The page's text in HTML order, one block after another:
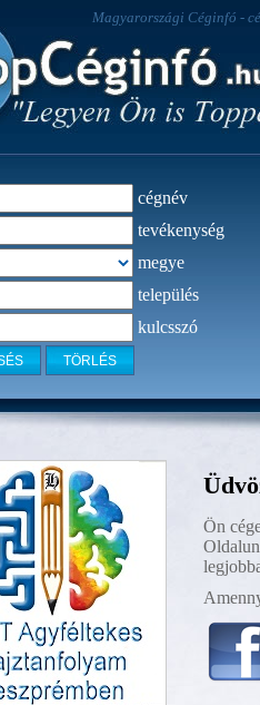
Magyarországi Céginfó -
cégnév
tevékenység
megye
település
kulcsszó
Ön